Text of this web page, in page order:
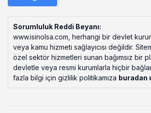
Sorumluluk Reddi Beyanı:
www.isinolsa.com, herhangi bir devlet
veya kamu hizmeti sağlayıcısı değildir.
özel sektör hizmetleri sunan bağımsız bir
devletle veya resmi kurumlarla hiçbir
fazla bilgi için gizlilik politikamıza buradan